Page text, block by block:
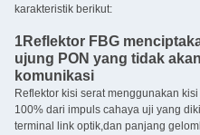
karakteristik berikut:
1Reflektor FBG
ujung PON yang tidak
komunikasi
Reflektor kisi serat menggunakan
100% dari impuls cahaya uji yang
terminal link optik,dan panjang